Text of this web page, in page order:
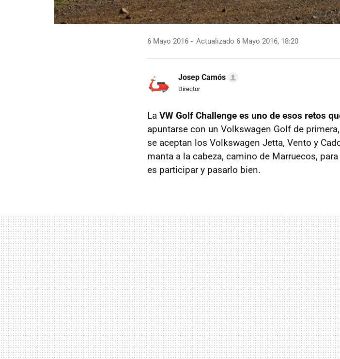
6 Mayo 2016 Actualizado 6 Mayo 2016, 18:20
Josep Camós
Director
La VW Golf Challenge es uno de esos retos
apuntarse con un Volkswagen Golf de
se aceptan los Volkswagen Jetta, Vento y
manta a la cabeza, camino de Marruecos,
es participar y pasarlo bien.